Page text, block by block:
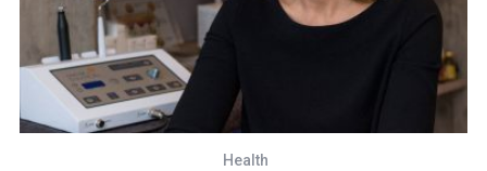
Health